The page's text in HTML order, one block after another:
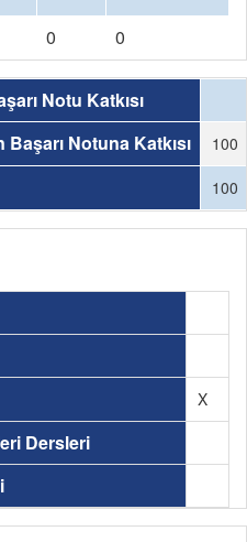
0 0
Notu Katkısı
Başarı Notuna Katkısı
100
100
X
Dersleri